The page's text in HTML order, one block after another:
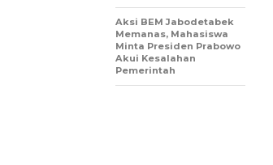
Aksi BEM Jabodetabek
Memanas, Mahasiswa
Minta Presiden Prabowo
Akui Kesalahan
Pemerintah